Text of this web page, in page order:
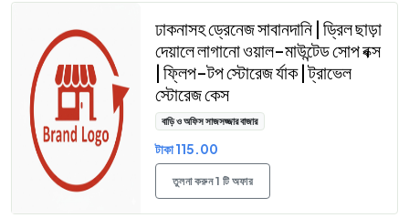
ঢাকনাসহ ড্রেনেজ সাবানদানি | ড্রিল ছাড়া
দেয়ালে লাগানো ওয়াল-মাউন্টেড সোপ বক্স
| ফ্লিপ-টপ স্টোরেজ র্যাক | ট্রাভেল
স্টোরেজ কেস
বাড়ি ও অফিস সাজসজ্জার বাজার
টাকা 115.00
তুলনা করুন 1 টি অফার